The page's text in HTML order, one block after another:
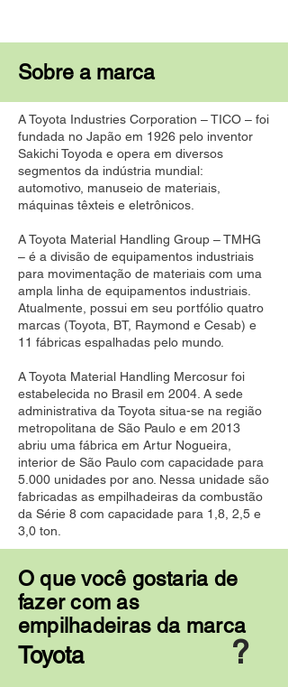
Sobre a marca
A Toyota Industries Corporation – TICO – foi
fundada no Japão em 1926 pelo inventor
Sakichi Toyoda e opera em diversos
segmentos da indústria mundial:
automotivo, manuseio de materiais,
máquinas têxteis e eletrônicos.
A Toyota Material Handling Group – TMHG
– é a divisão de equipamentos industriais
para movimentação de materiais com uma
ampla linha de equipamentos industriais.
Atualmente, possui em seu portfólio quatro
marcas (Toyota, BT, Raymond e Cesab) e
11 fábricas espalhadas pelo mundo.
A Toyota Material Handling Mercosur foi
estabelecida no Brasil em 2004. A sede
administrativa da Toyota situa-se na região
metropolitana de São Paulo e em 2013
abriu uma fábrica em Artur Nogueira,
interior de São Paulo com capacidade para
5.000 unidades por ano. Nessa unidade são
fabricadas as empilhadeiras da combustão
da Série 8 com capacidade para 1,8, 2,5 e
3,0 ton.
O que você gostaria de
fazer com as
empilhadeiras da marca
Toyota ?